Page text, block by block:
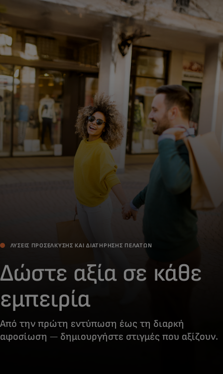
Για επιχειρήσεις
Για τον κόσμο
Για καινοτόμους
Νέα και τάσεις
ΛΎΣΕΙΣ ΠΡΟΣΈΛΚΥΣΗΣ ΚΑΙ ΔΙΑΤΉΡΗΣΗΣ ΠΕΛΑΤΏΝ
Δώστε αξία σε κάθε
εμπειρία
Από την πρώτη εντύπωση έως τη διαρκή
αφοσίωση — δημιουργήστε στιγμές που αξίζουν.